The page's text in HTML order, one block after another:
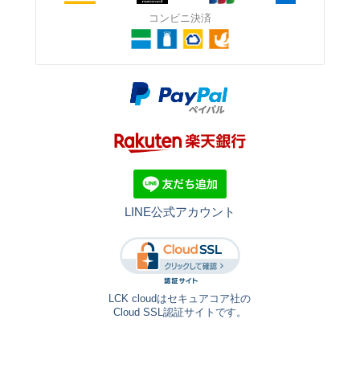
コンビニ決済
LINE公式アカウント
LCK cloudはセキュアコア社の
Cloud SSL認証サイトです。